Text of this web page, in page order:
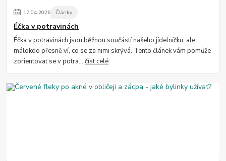
17.04.2026 Články
Éčka v potravinách
Éčka v potravinách jsou běžnou součástí našeho jídelníčku, ale
málokdo přesně ví, co se za nimi skrývá. Tento článek vám pomůže
zorientovat se v potra...číst celé